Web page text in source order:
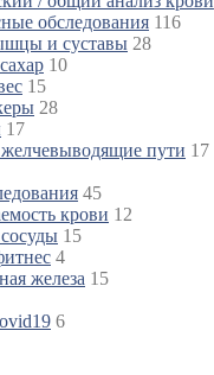
обследования 116
и суставы 28
10
15
28
17
пути 17
45
крови 12
15
4
железа 15
6